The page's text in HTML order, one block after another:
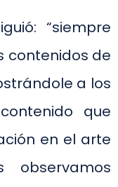
“siempre
contenidos de
a los
que
en el arte